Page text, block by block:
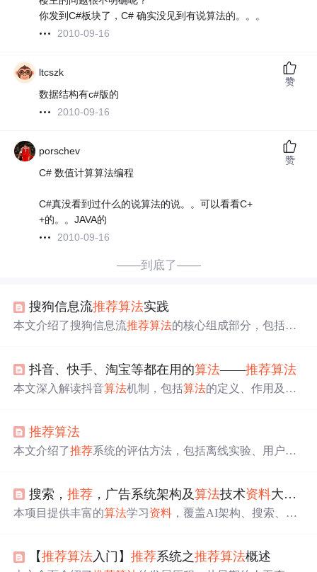
你发到C#板块了，C# 确实没见到有说算法的。。。
2010-09-16
ltcszk
数据结构有c#版的
2010-09-16
赞
porschev
C# 数值计算算法编程
C#真没看到过什么的说算法的说。。可以看看C+
+的。。JAVA的
2010-09-16
赞
——到底了——
搜狗信息流推荐算法实践
本文介绍了搜狗信息流推荐算法的核心组成部分，包括推
关键词，并详细阐述了基于内容召回和协同过滤的召回算
法。
抖音、快手、淘宝等都在用的算法——推荐算法
本文深入解读抖音算法机制，包括算法的定义、作用及其
账号和内容以获得更高曝光。
推荐算法
本文介绍了推荐系统的评估方法，包括离线实验、用户调
准确率与召回率等。
搜索，推荐 ，广告系统架构及算法技术资料大合集吐血整理——2020年终分享
本项目提供丰富的算法学习资料 ，覆盖AI架构、搜索、
推
习
算法和技术调研提供一站式资源。
【推荐算法入门】推荐系统之推荐算法概述